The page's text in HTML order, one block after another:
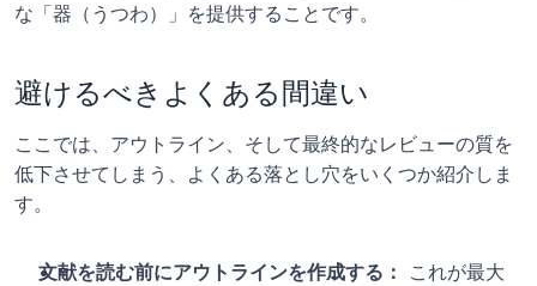
な「器（うつわ）」を提供することです。
避けるべきよくある間違い
ここでは、アウトライン、そして最終的なレビューの質を
低下させてしまう、よくある落とし穴をいくつか紹介しま
す。
文献を読む前にアウトラインを作成する：
これが最大